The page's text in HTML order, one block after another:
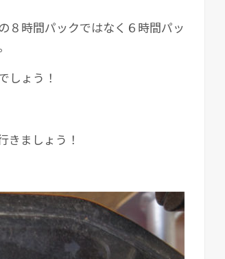
８時間パックではなく６時間パッ
しょう！
きましょう！